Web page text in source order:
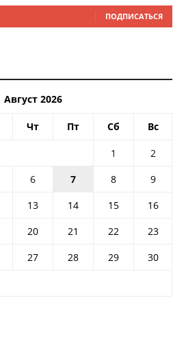
ПОДПИСАТЬСЯ
Август 2026
Чт Пт Сб Вс
1
2
6 7 8
9
13 14 15
16
20 21 22
23
27 28 29
30